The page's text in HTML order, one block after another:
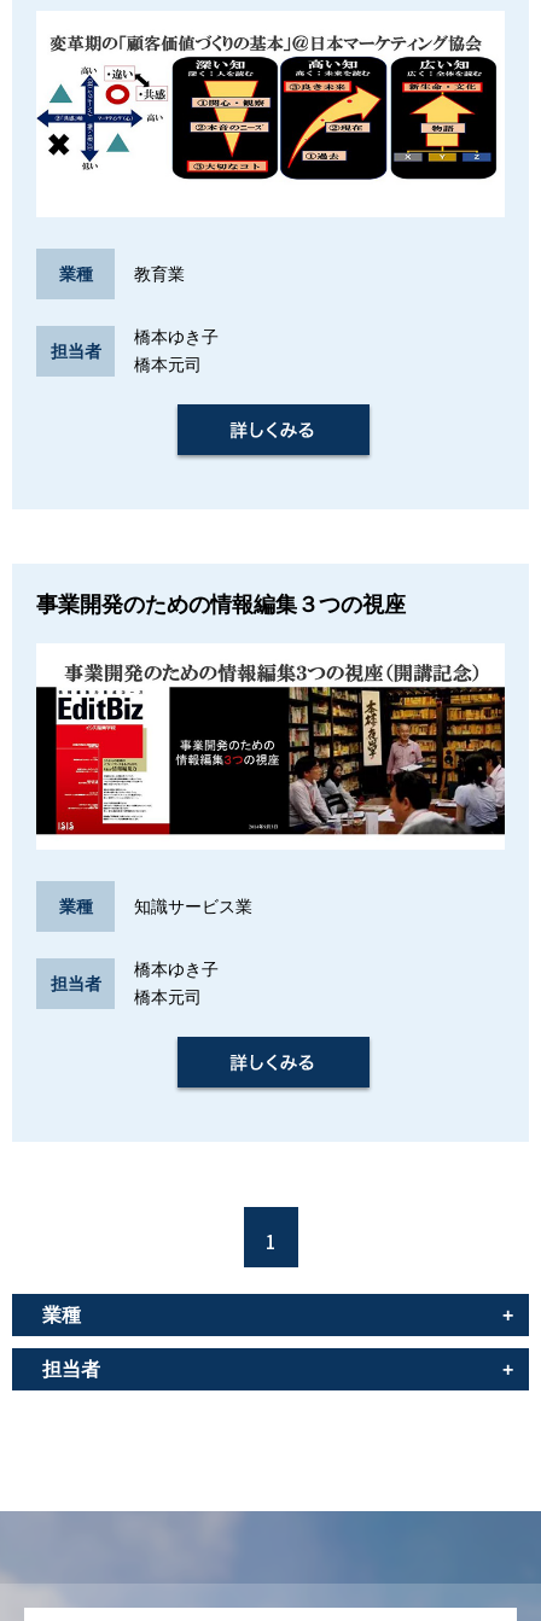
業種 教育業
担当者
橋本ゆき子
橋本元司
事業開発のための情報編集３つの視座
業種 知識サービス業
担当者
橋本ゆき子
橋本元司
1
業種
担当者